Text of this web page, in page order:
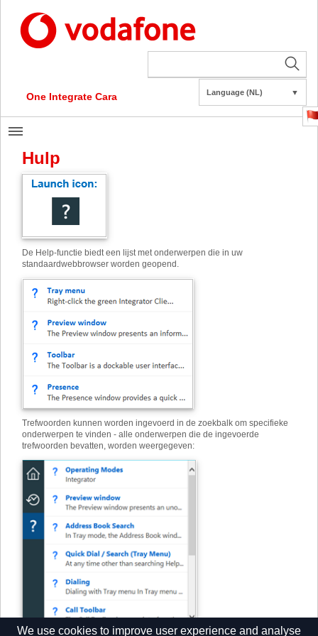
One Integrate Cara Language (NL) ▼
Hulp
De Help-functie biedt een lijst met onderwerpen die in uw
standaardwebbrowser worden geopend.
Trefwoorden kunnen worden ingevoerd in de zoekbalk om specifieke
onderwerpen te vinden - alle onderwerpen die de ingevoerde
trefwoorden bevatten, worden weergegeven:
We use cookies to improve user experience and analyse